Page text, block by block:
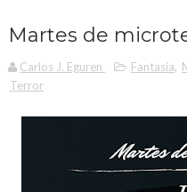
Martes de
Carlos J. Eguren Fantasía,
Terror